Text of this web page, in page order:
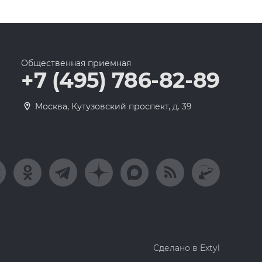
Общественная приемная
+7 (495) 786-82-89
Москва, Кутузовский проспект, д. 39
Сделано в Extyl